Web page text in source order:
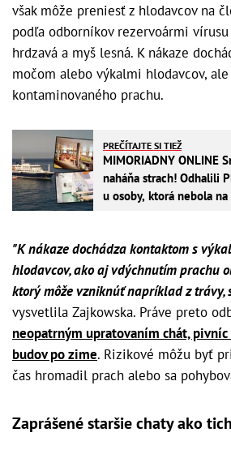
však môže preniesť z hlodavcov na
podľa odborníkov rezervoármi
hrdzavá a myš lesná. K nákaze
močom alebo výkalmi hlodavcov,
kontaminovaného prachu.
PREČÍTAJTE SI TIEŽ
MIMORIADNY ONLINE
naháňa strach! Odhalili
u osoby, ktorá nebola
"K nákaze dochádza kontaktom s
hlodavcov, ako aj vdýchnutím prachu
ktorý môže vzniknúť napríklad z trávy,
vysvetlila Zajkowska. Práve preto
neopatrným upratovaním chát, pivníc
budov po zime. Rizikové môžu byť
čas hromadil prach alebo sa
Zaprášené staršie chaty ako